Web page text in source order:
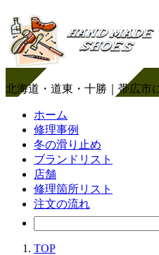
北海道・道東・十勝｜帯広市
ホーム
修理事例
冬の滑り止め
ブランドリスト
店舗
修理箇所リスト
注文の流れ
TOP